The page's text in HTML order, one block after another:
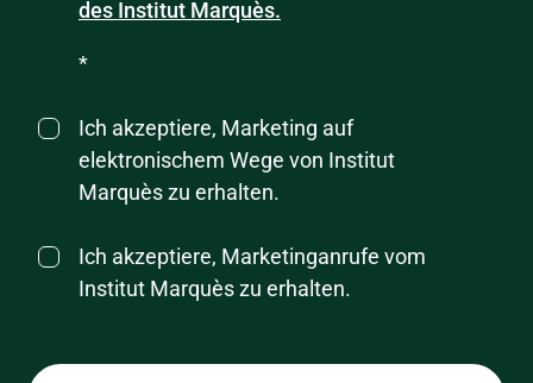
des Institut Marquès.
*
Ich akzeptiere, Marketing auf
elektronischem Wege von Institut
Marquès zu erhalten.
Ich akzeptiere, Marketinganrufe vom
Institut Marquès zu erhalten.